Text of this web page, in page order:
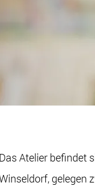
Das Atelier befindet
gelegen